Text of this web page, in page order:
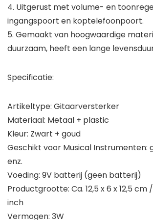
4. Uitgerust met volume- en
ingangspoort en koptelefoonpoort.
5. Gemaakt van hoogwaardige
duurzaam, heeft een lange
Specificatie:
Artikeltype: Gitaarversterker
Materiaal: Metaal + plastic
Kleur: Zwart + goud
Geschikt voor Musical Instrumenten:
enz.
Voeding: 9V batterij (geen batterij)
Productgrootte: Ca. 12,5 x 6 x 12,5 cm
inch
Vermogen: 3W